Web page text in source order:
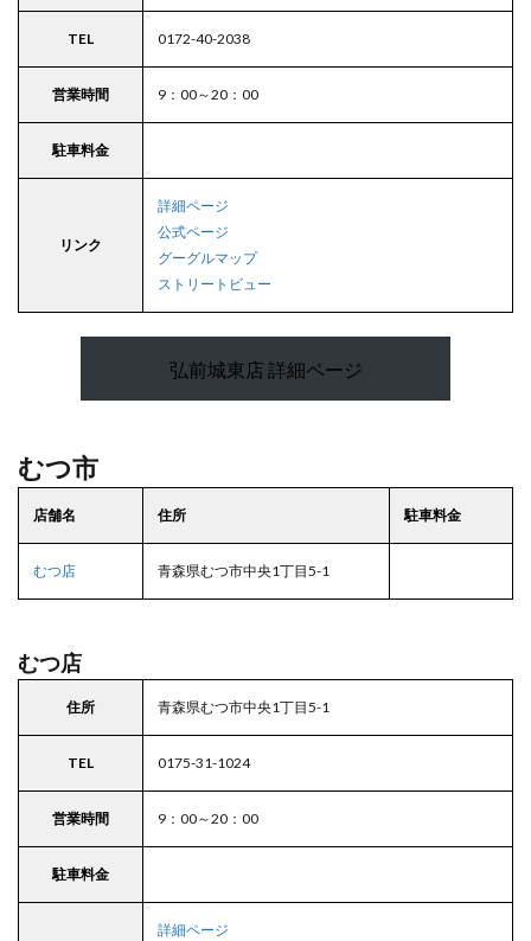
TEL 0172-40-2038
営業時間 9：00～20：00
駐車料金
リンク
詳細ページ
公式ページ
グーグルマップ
ストリートビュー
弘前城東店 詳細ページ
むつ市
店舗名 住所 駐車料金
むつ店 青森県むつ市中央1丁目5-1
むつ店
住所 青森県むつ市中央1丁目5-1
TEL 0175-31-1024
営業時間 9：00～20：00
駐車料金
詳細ページ